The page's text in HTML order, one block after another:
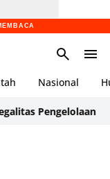
Nasional
Umah Kopi